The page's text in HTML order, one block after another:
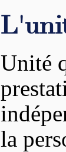
Unité
la